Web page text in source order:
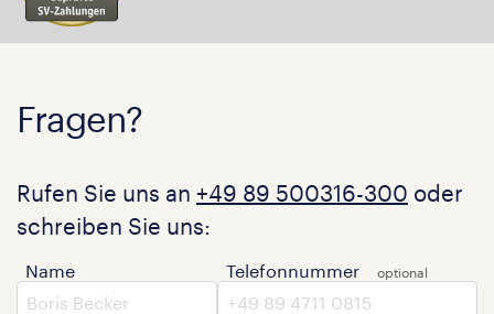
Fragen?
Rufen Sie uns an +49 89 500316-300 oder
schreiben Sie uns:
Name Telefonnummer